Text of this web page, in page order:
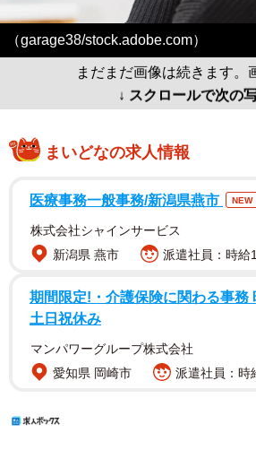
（garage38/stock.adobe.com）
まだまだ画像は続きます。
↓ スクロールで次の
まいどなの求人情報
医療事務一般事務/新潟県燕市 NEW
株式会社シャインサービス
新潟県 燕市
派遣社員：時給
期間限定!・介護保険に関わる事務
土日祝休み
マンパワーグループ株式会社
愛知県 岡崎市
派遣社員：時